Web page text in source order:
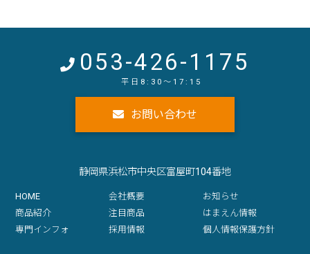
静岡県浜松市中央区富屋町104番地
053-426-1175
お問い合わせ
HOME 会社概要
お知らせ
商品紹介
注目商品
はまえん情報
専門インフォ
採用情報 個人情報保護方針